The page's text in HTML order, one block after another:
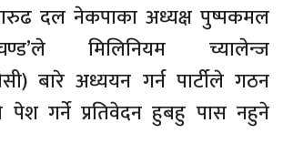
दल नेकपाका अध्यक्ष पुष्पकमल
मिलिनियम च्यालेन्ज
बारे अध्ययन गर्न पार्टीले गठन
पेश गर्ने प्रतिवेदन हुबहु पास नहुने